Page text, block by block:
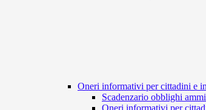
Oneri informativi per cittadini e
Scadenzario obblighi